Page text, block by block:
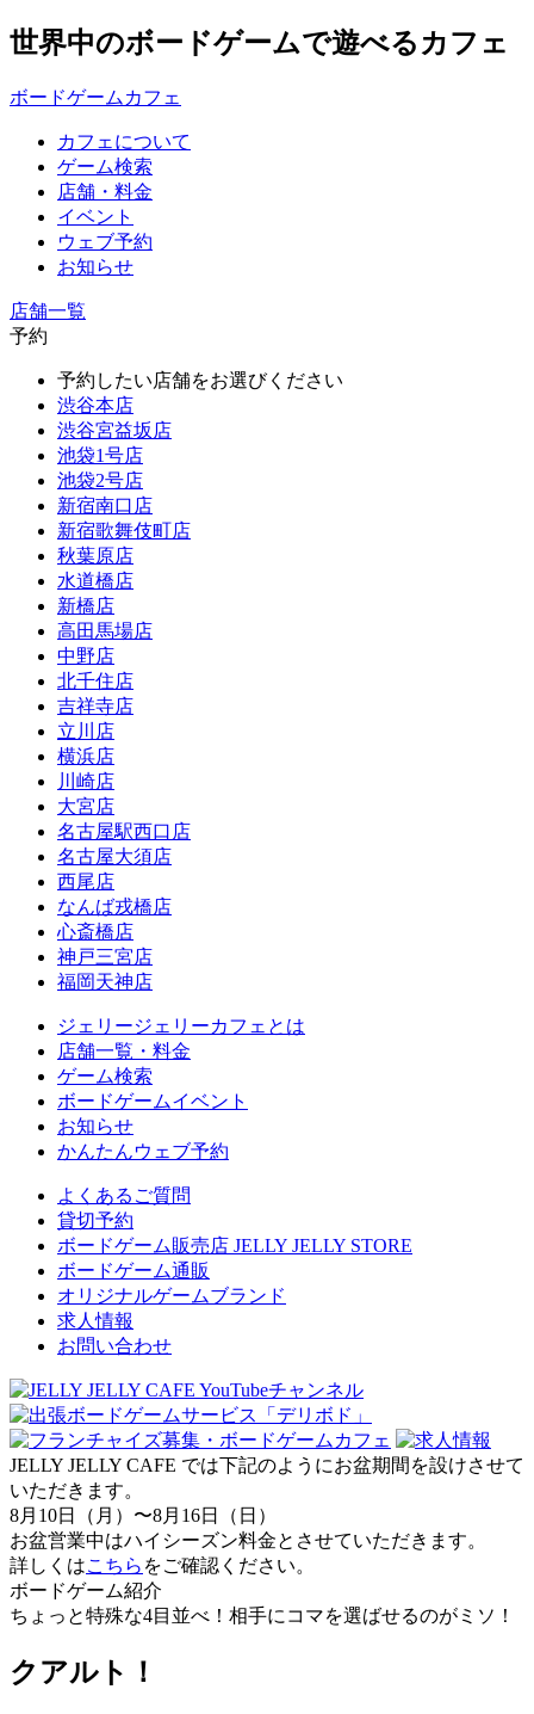
世界中のボードゲームで遊べるカフェ
ボードゲームカフェ
カフェについて
ゲーム検索
店舗・料金
イベント
ウェブ予約
お知らせ
店舗一覧
予約
予約したい店舗をお選びください
渋谷本店
渋谷宮益坂店
池袋1号店
池袋2号店
新宿南口店
新宿歌舞伎町店
秋葉原店
水道橋店
新橋店
高田馬場店
中野店
北千住店
吉祥寺店
立川店
横浜店
川崎店
大宮店
名古屋駅西口店
名古屋大須店
西尾店
なんば戎橋店
心斎橋店
神戸三宮店
福岡天神店
ジェリージェリーカフェとは
店舗一覧・料金
ゲーム検索
ボードゲームイベント
お知らせ
かんたんウェブ予約
よくあるご質問
貸切予約
ボードゲーム販売店 JELLY JELLY STORE
ボードゲーム通販
オリジナルゲームブランド
求人情報
お問い合わせ
JELLY JELLY CAFE では下記のようにお盆期間を設けさせて
いただきます。
8月10日（月）〜8月16日（日）
お盆営業中はハイシーズン料金とさせていただきます。
詳しくはこちら をご確認ください。
ボードゲーム紹介
ちょっと特殊な4目並べ！相手にコマを選ばせるのがミソ！
クアルト！